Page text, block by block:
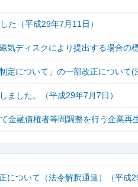
た（平成29年7月11日）
気ディスクにより提出する場合
定について」の一部改正につい
ました。（平成29年7月7日）
金融債権者等間調整を行う企業
について（法令解釈通達）（平成